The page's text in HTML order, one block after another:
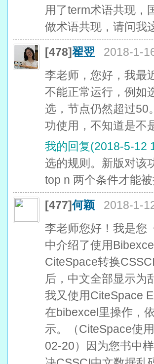
用了term术语共现，
做术语共现，请问我
[478]翟翌
2018-1-
李老师，您好，我最
不能正常运行，例如
选，节点仍然超过50
功使用，不知道是不
我的回复(2018-5-12
选的规则。新版对该
top n 两个条件才能
[477]何颖
2018-1-
李老师您好！我是您
中介绍了使用
CiteSpace转换
后，中文全部显示为
我又使用CiteSpace
在bibexcel里操作，
示。（CiteSpace使
02-20）因为您书中